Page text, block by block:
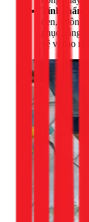
Tính thẩm
đen,
phục bằng
vệ và tạo